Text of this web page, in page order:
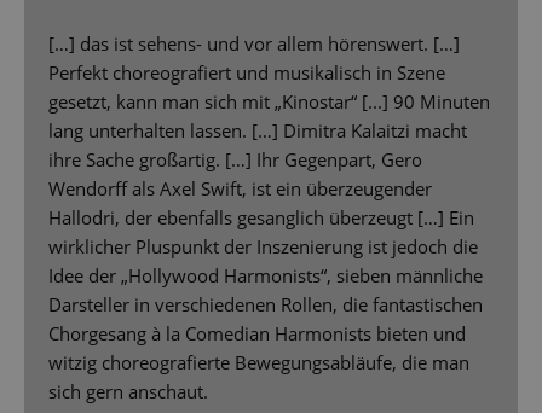
[…] das ist sehens- und vor allem hörenswert. […]
Perfekt choreografiert und musikalisch in Szene
gesetzt, kann man sich mit „Kinostar“ [...] 90 Minuten
lang unterhalten lassen. […] Dimitra Kalaitzi macht
ihre Sache großartig. […] Ihr Gegenpart, Gero
Wendorff als Axel Swift, ist ein überzeugender
Hallodri, der ebenfalls gesanglich überzeugt […] Ein
wirklicher Pluspunkt der Inszenierung ist jedoch die
Idee der „Hollywood Harmonists“, sieben männliche
Darsteller in verschiedenen Rollen, die fantastischen
Chorgesang à la Comedian Harmonists bieten und
witzig choreografierte Bewegungsabläufe, die man
sich gern anschaut.